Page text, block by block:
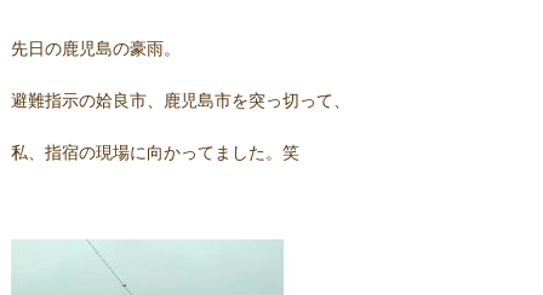
先日の鹿児島の豪雨。
避難指示の姶良市、鹿児島市を突っ切って、
私、指宿の現場に向かってました。笑